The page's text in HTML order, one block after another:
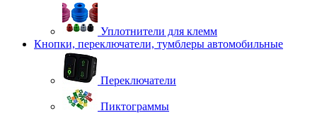
Уплотнители для клемм
Кнопки, переключатели, тумблеры автомобильные
Переключатели
Пиктограммы